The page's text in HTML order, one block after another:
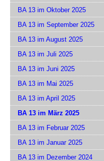
BA 13 im Oktober 2025
BA 13 im September 2025
BA 13 im August 2025
BA 13 im Juli 2025
BA 13 im Juni 2025
BA 13 im Mai 2025
BA 13 im April 2025
BA 13 im März 2025
BA 13 im Februar 2025
BA 13 im Januar 2025
BA 13 im Dezember 2024